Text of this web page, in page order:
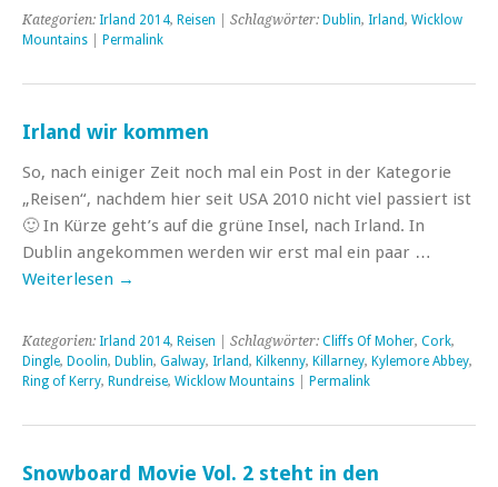
Kategorien: Irland 2014, Reisen | Schlagwörter: Dublin, Irland, Wicklow
Mountains
Permalink
Irland wir kommen
So, nach einiger Zeit noch mal ein Post in der Kategorie
„Reisen“, nachdem hier seit USA 2010 nicht viel passiert ist
🙂 In Kürze geht’s auf die grüne Insel, nach Irland. In
Dublin angekommen werden wir erst mal ein paar …
Weiterlesen →
Kategorien: Irland 2014, Reisen | Schlagwörter: Cliffs Of Moher, Cork,
Dingle, Doolin, Dublin, Galway, Irland, Kilkenny, Killarney, Kylemore Abbey,
Ring of Kerry, Rundreise, Wicklow Mountains Permalink
Snowboard Movie Vol. 2 steht in den